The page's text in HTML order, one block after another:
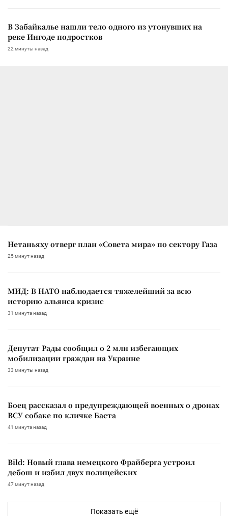
В Забайкалье нашли тело одного из утонувших на
реке Ингоде подростков
22 минуты назад
Нетаньяху отверг план «Совета мира» по сектору Газа
25 минут назад
МИД: В НАТО наблюдается тяжелейший за всю
историю альянса кризис
31 минута назад
Депутат Рады сообщил о 2 млн избегающих
мобилизации граждан на Украине
33 минуты назад
Боец рассказал о предупреждающей военных о дронах
ВСУ собаке по кличке Баста
41 минута назад
Bild: Новый глава немецкого Фрайберга устроил
дебош и избил двух полицейских
47 минут назад
Показать ещё